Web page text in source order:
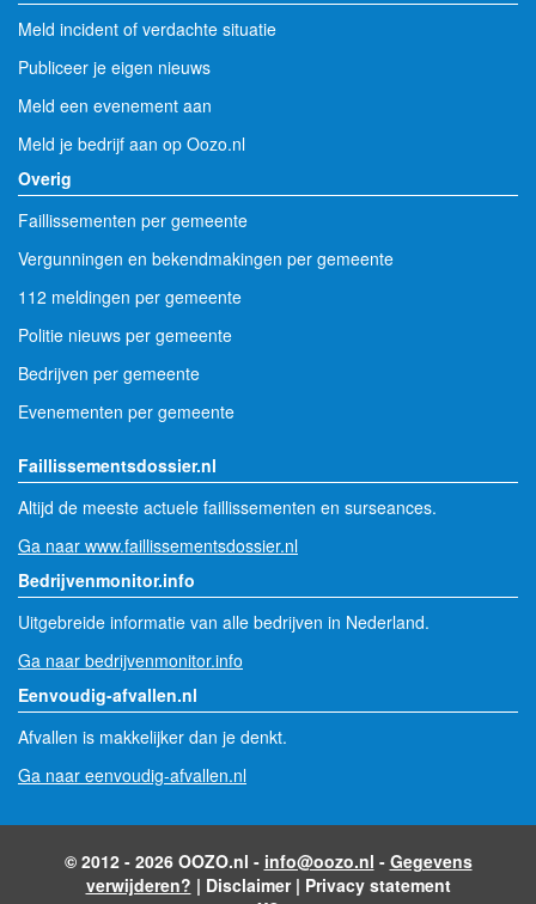
Meld incident of verdachte situatie
Publiceer je eigen nieuws
Meld een evenement aan
Meld je bedrijf aan op Oozo.nl
Overig
Faillissementen per gemeente
Vergunningen en bekendmakingen per gemeente
112 meldingen per gemeente
Politie nieuws per gemeente
Bedrijven per gemeente
Evenementen per gemeente
Faillissementsdossier.nl
Altijd de meeste actuele faillissementen en surseances.
Ga naar www.faillissementsdossier.nl
Bedrijvenmonitor.info
Uitgebreide informatie van alle bedrijven in Nederland.
Ga naar bedrijvenmonitor.info
Eenvoudig-afvallen.nl
Afvallen is makkelijker dan je denkt.
Ga naar eenvoudig-afvallen.nl
© 2012 - 2026 OOZO.nl - info@oozo.nl - Gegevens
verwijderen? | Disclaimer| Privacy statement